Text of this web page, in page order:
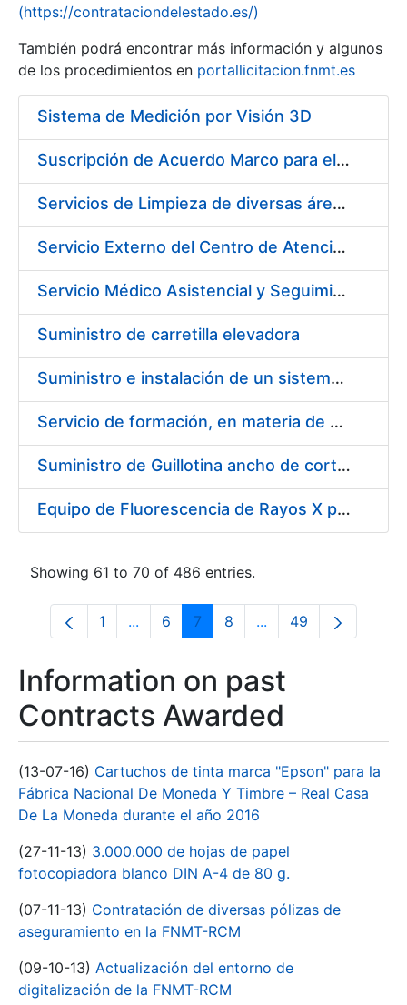
Show/Hide
(https://contrataciondelestado.es/)
También podrá encontrar más información y algunos
de los procedimientos en portallicitacion.fnmt.es
Sistema de Medición por Visión 3D
Suscripción de Acuerdo Marco para el Suministro de Material de Herramienta y Materiales Específicos para Mecanizados
Servicios de Limpieza de diversas áreas y edificios de la Fábrica, Servicio de Acarreo de mobiliario y enseres y Mantenimiento de las Zonas Ajardinadas para la Fábrica de Papel de Burgos de la Fábrica Nacional de Moneda y Timbre – Real Casa de la Moneda
Servicio Externo del Centro de Atención Telefónica (CAT) de la Fábrica Nacional de Moneda y Timbre-Real Casa de la Moneda (Ceres, DNI Electrónico, Revocación/Suspensión/Cancelación de la Suspensión, Devolución, SNE y Trazabilidad del Tabaco)
Servicio Médico Asistencial y Seguimiento del Absentismo Laboral para la Fábrica Nacional de Moneda y Timbre – Real Casa de la Moneda en Burgos
Suministro de carretilla elevadora
Suministro e instalación de un sistema continuo de monitorización de las emisiones de la caldera en la fábrica de papel Burgos, FNMT-RCM
Servicio de formación, en materia de prevención de riesgos laborales, de cursos de operador de carretillas de manutención, puente grúa, polipastos y plataformas móviles de personal (pemp), en sus sedes de Madrid y Burgos.
Suministro de Guillotina ancho de corte 92 cm
Equipo de Fluorescencia de Rayos X por Dispersión de Energías (EDXRF)
Showing 61 to 70 of 486 entries.
Page
1 ...Intermediate Pages Use TAB to
Page
6 Page
7 Page
8 ...Intermediate Pages
Page
49
Information on past
Contracts Awarded
(13-07-16) Cartuchos de tinta marca "Epson" para la
Fábrica Nacional De Moneda Y Timbre – Real Casa
De La Moneda durante el año 2016
(27-11-13) 3.000.000 de hojas de papel
fotocopiadora blanco DIN A-4 de 80 g.
(07-11-13) Contratación de diversas pólizas de
aseguramiento en la FNMT-RCM
(09-10-13) Actualización del entorno de
digitalización de la FNMT-RCM